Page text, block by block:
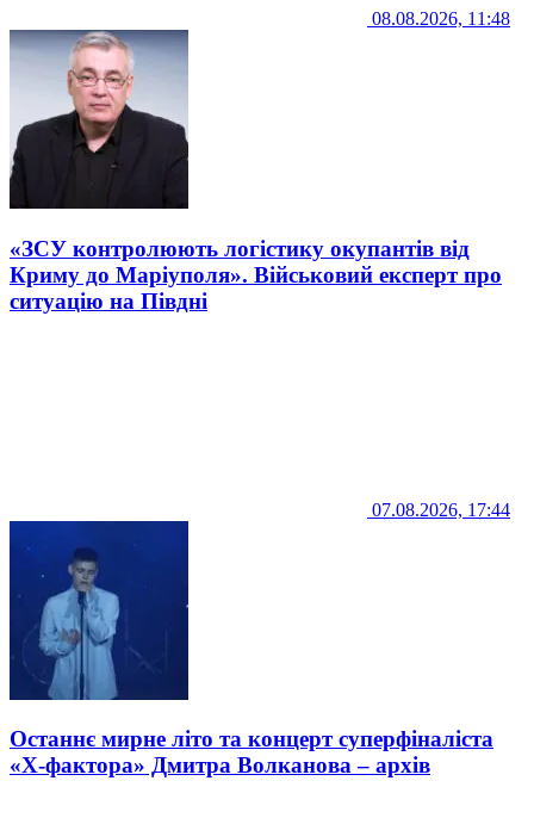
08.08.2026, 11:48
«ЗСУ контролюють логістику окупантів від
Криму до Маріуполя». Військовий експерт про
ситуацію на Півдні
07.08.2026, 17:44
Останнє мирне літо та концерт суперфіналіста
«Х-фактора» Дмитра Волканова – архів